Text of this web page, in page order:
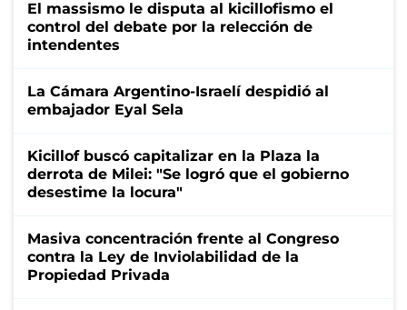
El massismo le disputa al kicillofismo el
control del debate por la relección de
intendentes
La Cámara Argentino-Israelí despidió al
embajador Eyal Sela
Kicillof buscó capitalizar en la Plaza la
derrota de Milei: "Se logró que el gobierno
desestime la locura"
Masiva concentración frente al Congreso
contra la Ley de Inviolabilidad de la
Propiedad Privada